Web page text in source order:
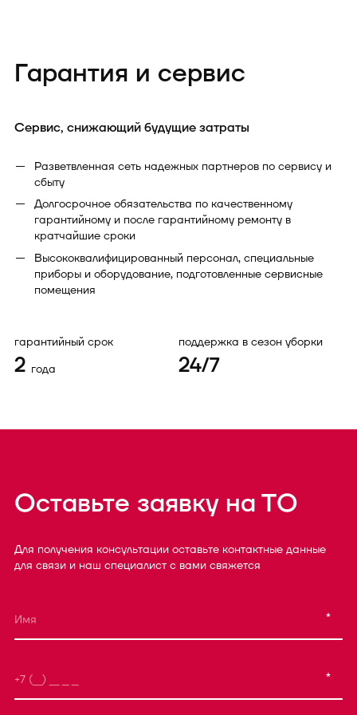
Гарантия и сервис
Сервис, снижающий будущие затраты
Разветвленная сеть надежных партнеров по сервису и
сбыту
Долгосрочное обязательства по качественному
гарантийному и после гарантийному ремонту в
кратчайшие сроки
Высококвалифицированный персонал, специальные
приборы и оборудование, подготовленные сервисные
помещения
гарантийный срок
2 года
поддержка в сезон уборки
24/7
Оставьте заявку на ТО
Для получения консультации оставьте контактные данные
для связи и наш специалист с вами свяжется
*
*